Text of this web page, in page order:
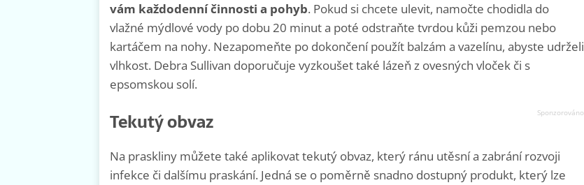
vám každodenní činnosti a pohyb. Pokud si chcete ulevit, namočte chodidla do
vlažné mýdlové vody po dobu 20 minut a poté odstraňte tvrdou kůži pemzou nebo
kartáčem na nohy. Nezapomeňte po dokončení použít balzám a vazelínu, abyste udrželi
vlhkost. Debra Sullivan doporučuje vyzkoušet také lázeň z ovesných vloček či s
epsomskou solí.
Tekutý obvaz
Na praskliny můžete také aplikovat tekutý obvaz, který ránu utěsní a zabrání rozvoji
infekce či dalšímu praskání. Jedná se o poměrně snadno dostupný produkt, který lze